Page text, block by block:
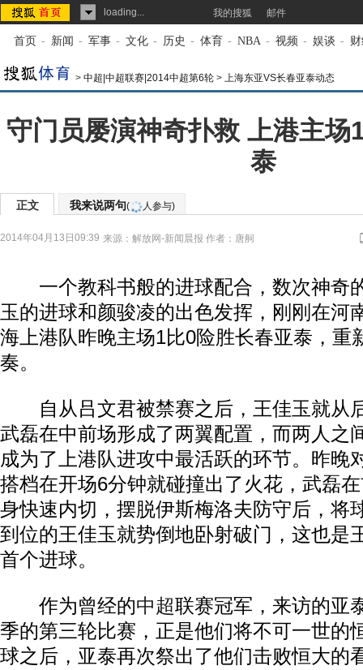
loading... 我的搜狐 邮件
首页 - 新闻 - 军事 - 文化 - 历史 - 体育 - NBA - 视频 - 娱谈 -
> 中超|中超联赛|2014中超第6轮 > 上海东亚VS长春亚泰动态
守门员屡演神奇扑救 上港主场
泰
正文 我来说两句( 人参与)
2014年04月13日09:39 来源： 解放网-新闻晨报 作者：唐舸
一个教科书般的进球配合，数次神奇
玉的进球和颜骏凌的出色发挥，刚刚在河
海上港队昨晚主场1比0险胜长春亚泰，重
奏。
自从吕文君被禁赛之后，王佳玉就从
武磊在中前场形成了两翼配置，而两人之
成为了上港队进攻中最活跃的环节。昨晚
搭档在开场6分钟就碰撞出了火花，武磊
身快速内切，摆脱伊斯梅洛夫防守后，将
到位的王佳玉就势倒地卧射破门，这也是
首个进球。
作为曾经的中超联赛冠军，来访的亚
季的第三轮比赛，正是他们将不可一世的
球之后，亚泰再次祭出了他们击败恒大的